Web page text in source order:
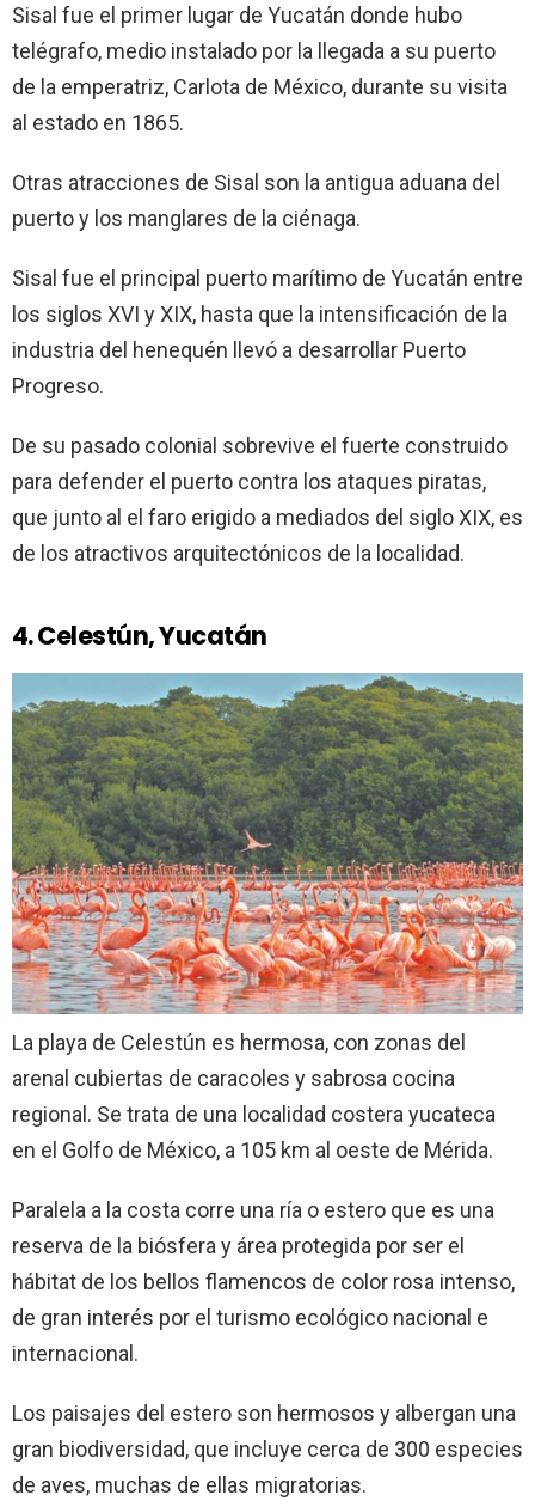
Sisal fue el primer lugar de Yucatán donde hubo
telégrafo, medio instalado por la llegada a su puerto
de la emperatriz, Carlota de México, durante su visita
al estado en 1865.
Otras atracciones de Sisal son la antigua aduana del
puerto y los manglares de la ciénaga.
Sisal fue el principal puerto marítimo de Yucatán entre
los siglos XVI y XIX, hasta que la intensificación de la
industria del henequén llevó a desarrollar Puerto
Progreso.
De su pasado colonial sobrevive el fuerte construido
para defender el puerto contra los ataques piratas,
que junto al el faro erigido a mediados del siglo XIX, es
de los atractivos arquitectónicos de la localidad.
4. Celestún, Yucatán
La playa de Celestún es hermosa, con zonas del
arenal cubiertas de caracoles y sabrosa cocina
regional. Se trata de una localidad costera yucateca
en el Golfo de México, a 105 km al oeste de Mérida.
Paralela a la costa corre una ría o estero que es una
reserva de la biósfera y área protegida por ser el
hábitat de los bellos flamencos de color rosa intenso,
de gran interés por el turismo ecológico nacional e
internacional.
Los paisajes del estero son hermosos y albergan una
gran biodiversidad, que incluye cerca de 300 especies
de aves, muchas de ellas migratorias.